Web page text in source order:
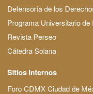
Defensoría de los
Programa Universitario
Revista Perseo
Cátedra Solana
Sitios Internos
Foro CDMX Ciudad de